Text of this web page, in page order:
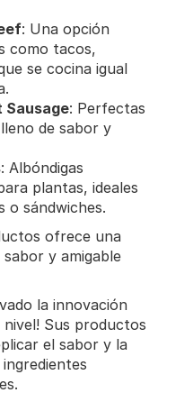
: Una opción
como tacos,
se cocina igual
Sausage: Perfectas
de sabor y
: Albóndigas
plantas, ideales
o sándwiches.
ofrece una
y amigable
la innovación
Sus productos
el sabor y la